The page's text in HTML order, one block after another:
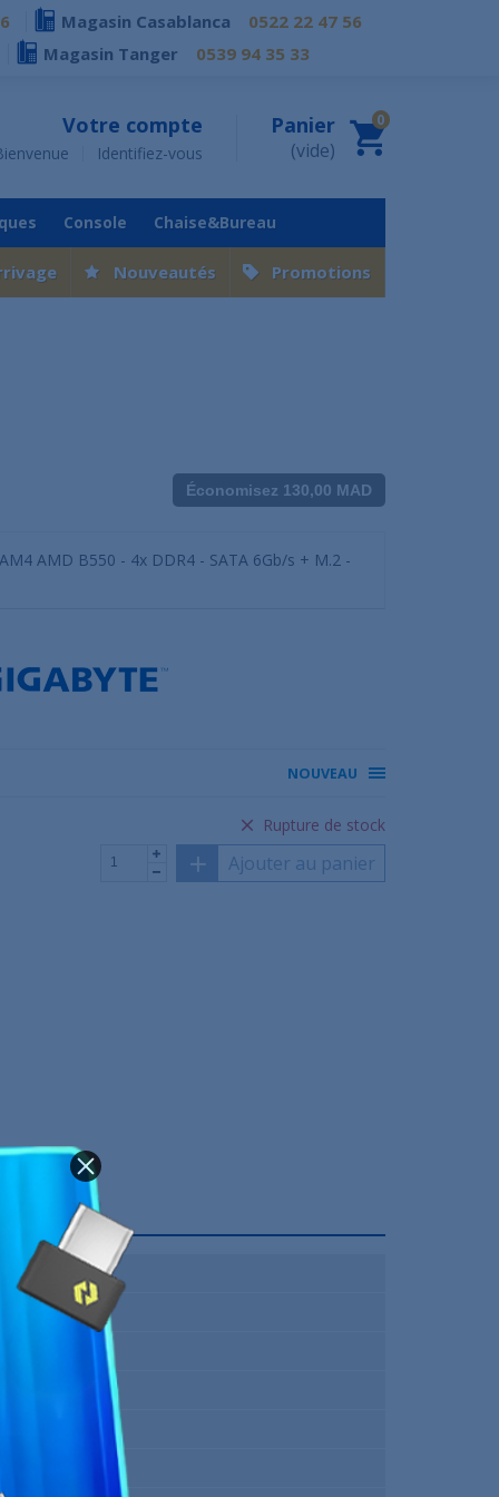
Magasin Casablanca
0522 22 47 56
Magasin Tanger 0539 94 35 33
Panier
(vide)
0
Votre compte
Identifiez-vous
Promotions
Nouveautés
Console Chaise&Bureau
Économisez 130,00 MAD
AMD B550 - 4x DDR4 - SATA 6Gb/s + M.2 -
NOUVEAU
Rupture de stock
Ajouter au panier
AMD AM4
AMD B550